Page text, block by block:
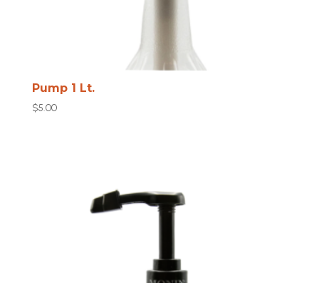
Pump 1 Lt.
$5.00